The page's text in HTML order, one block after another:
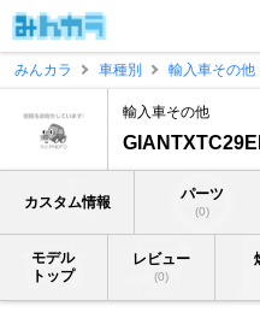
みんカラ
車種別 輸入車その他
輸入車その他
カスタム情報 パーツ
(0)
モデル
トップ
レビュー
(0)